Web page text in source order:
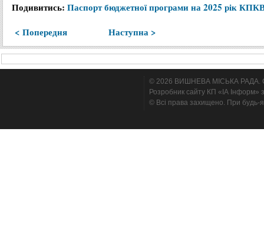
Подивитись: Паспорт бюджетної програми на 2025 рік
< Попередня
Наступна >
© 2026 ВИШНЕВА МІСЬКА РАДА.
Розробник сайту КП «ІА Інформ»
© Всі права захищено. При будь-